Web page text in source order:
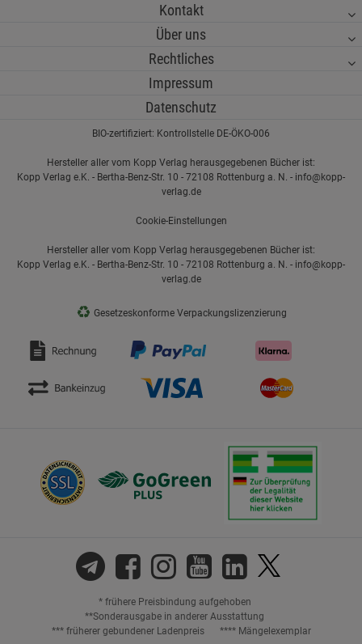
Kontakt
Über uns
Rechtliches
Impressum
Datenschutz
BIO-zertifiziert: Kontrollstelle DE-ÖKO-006
Hersteller aller vom Kopp Verlag herausgegebenen Bücher ist:
Kopp Verlag e.K. - Bertha-Benz-Str. 10 - 72108 Rottenburg a. N. - info@kopp-
verlag.de
Cookie-Einstellungen
Hersteller aller vom Kopp Verlag herausgegebenen Bücher ist:
Kopp Verlag e.K. - Bertha-Benz-Str. 10 - 72108 Rottenburg a. N. - info@kopp-
verlag.de
♻ Gesetzeskonforme Verpackungslizenzierung
* frühere Preisbindung aufgehoben
**Sonderausgabe in anderer Ausstattung
*** früherer gebundener Ladenpreis
**** Mängelexemplar